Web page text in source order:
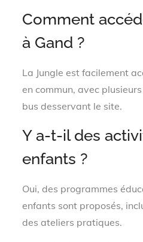
Comment
à Gand ?
La Jungle est facilement
en commun, avec
bus desservant le site.
Y a-t-il des
enfants ?
Oui, des programmes
enfants sont proposés,
des ateliers pratiques.